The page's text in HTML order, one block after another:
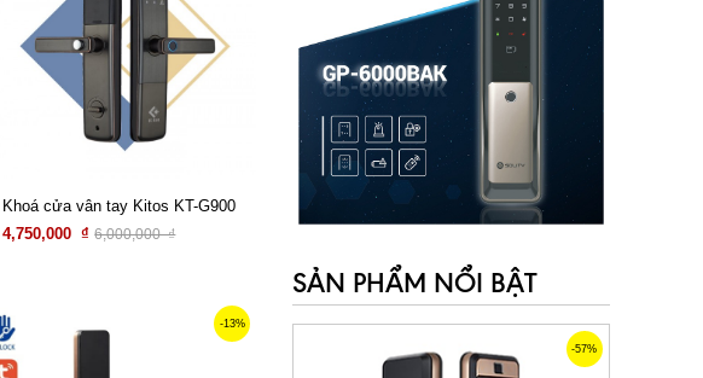
Khoá cửa vân tay Kitos KT-G900
4,750,000 ₫6,000,000 ₫
-13%
SẢN PHẨM NỔI BẬT
-57%